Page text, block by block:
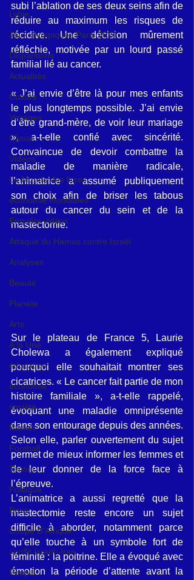
Lybie
Jeux olympiques Paris 2024
Disparitions
Actualités
Culture
Voyages
Climat
Vidéos
Le Monde des livres
économie mondiales
Enquête vidéos
Attaque du Hamas contre Israël
Analyses
Beauté
Planète
Arts
A la Une
éducation
économie
société
Basket
Football
Tennis
Politique
Boxe
Coupe D'Afrique
conflit Israël -Iran
People
subi l’ablation de ses deux seins afin de
réduire au maximum les risques de
récidive. Une décision mûrement
réfléchie, motivée par un lourd passé
familial lié au cancer.
« J’ai envie d’être là pour mes enfants
le plus longtemps possible. J’ai envie
d’être grand-mère, de voir leur mariage
», a-t-elle confié avec sincérité.
Convaincue de devoir combattre la
maladie de manière radicale,
l’animatrice a assumé publiquement
son choix afin de briser les tabous
autour du cancer du sein et de la
mastectomie.
Sur le plateau de France 5, Laurie
Cholewa a également expliqué
pourquoi elle souhaitait montrer ses
cicatrices. « Le cancer fait partie de mon
histoire familiale », a-t-elle rappelé,
évoquant une maladie omniprésente
dans son entourage depuis des années.
Selon elle, parler ouvertement du sujet
permet de mieux informer les femmes et
de leur donner de la force face à
l’épreuve.
L’animatrice a aussi regretté que la
mastectomie reste encore un sujet
difficile à aborder, notamment parce
qu’elle touche à un symbole fort de
féminité : la poitrine. Elle a évoqué avec
émotion la période d’attente avant la